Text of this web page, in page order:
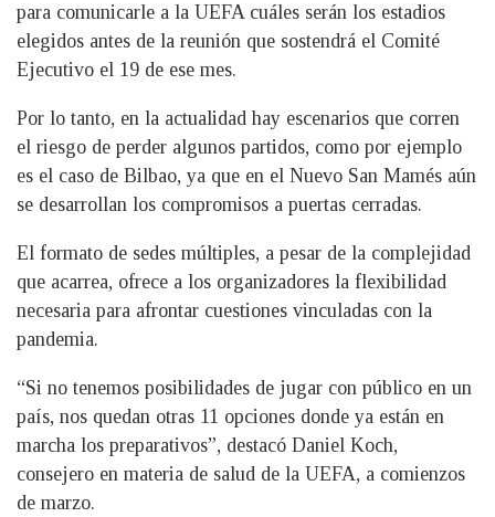
para comunicarle a la UEFA cuáles serán los estadios
elegidos antes de la reunión que sostendrá el Comité
Ejecutivo el 19 de ese mes.
Por lo tanto, en la actualidad hay escenarios que corren
el riesgo de perder algunos partidos, como por ejemplo
es el caso de Bilbao, ya que en el Nuevo San Mamés aún
se desarrollan los compromisos a puertas cerradas.
El formato de sedes múltiples, a pesar de la complejidad
que acarrea, ofrece a los organizadores la flexibilidad
necesaria para afrontar cuestiones vinculadas con la
pandemia.
“Si no tenemos posibilidades de jugar con público en un
país, nos quedan otras 11 opciones donde ya están en
marcha los preparativos”, destacó Daniel Koch,
consejero en materia de salud de la UEFA, a comienzos
de marzo.